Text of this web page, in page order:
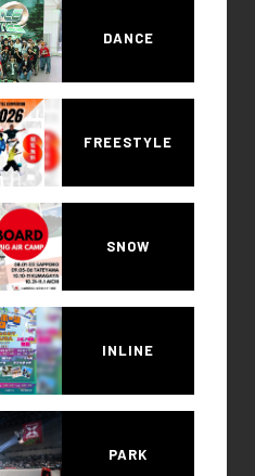
DANCE
FREESTYLE
SNOW
INLINE
PARK